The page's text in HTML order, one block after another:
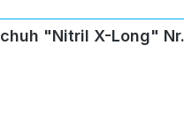
"Nitril X-Long" Nr.